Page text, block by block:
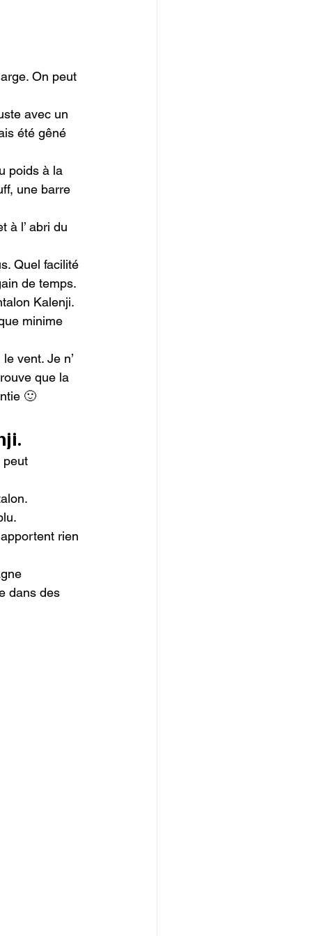
On peut
avec un
été gêné
poids à la
une barre
à l’ abri du
Quel facilité
de temps.
Kalenji.
minime
vent. Je n’
que la
🙂
peut
rien
dans des